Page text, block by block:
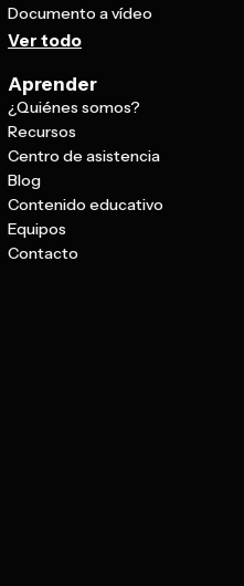
Documento a vídeo
Ver todo
Aprender
¿Quiénes somos?
Recursos
Centro de asistencia
Blog
Contenido educativo
Equipos
Contacto